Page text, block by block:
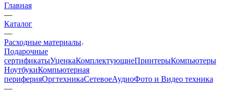
Главная
—
Каталог
—
Расходные материалы
Подарочные
сертификатыУценкаКомплектующиеПринтерыКомпьютеры
НоутбукиКомпьютерная
периферияОргтехникаСетевоеАудиоФото и Видео техника
—